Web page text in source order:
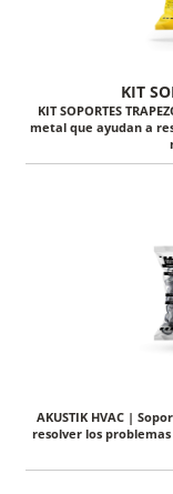
KIT
KIT SOPORTES
metal que ayudan a
AKUSTIK HVAC |
resolver los